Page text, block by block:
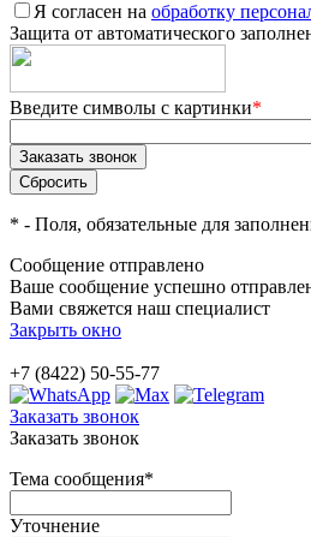
Я согласен на обработку
Защита от автоматического
Введите символы с картинки*
* - Поля, обязательные для
Сообщение отправлено
Ваше сообщение успешно
Вами свяжется наш специалист
Закрыть окно
+7 (8422) 50-55-77
Заказать звонок
Заказать звонок
Тема сообщения*
Уточнение